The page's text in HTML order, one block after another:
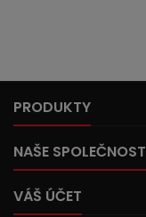
PRODUKTY
NAŠE SPOLEČNOST
VÁŠ ÚČET